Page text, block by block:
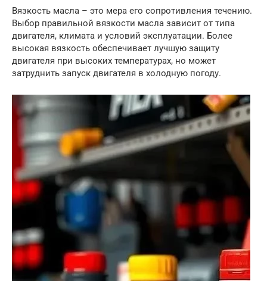
Вязкость масла – это мера его сопротивления течению.
Выбор правильной вязкости масла зависит от типа
двигателя, климата и условий эксплуатации. Более
высокая вязкость обеспечивает лучшую защиту
двигателя при высоких температурах, но может
затруднить запуск двигателя в холодную погоду.